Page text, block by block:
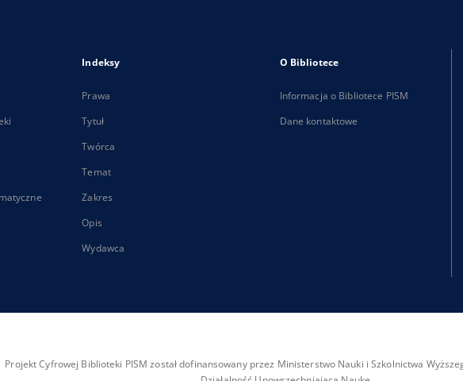
Indeksy
Prawa
Tytuł
Twórca
Temat
Zakres
Opis
Wydawca
O Bibliotece
Informacja o Bibliotece PISM
Dane kontaktowe
Projekt Cyfrowej Biblioteki PISM został dofinansowany przez Ministerstwo Nauki i Szkolnictwa